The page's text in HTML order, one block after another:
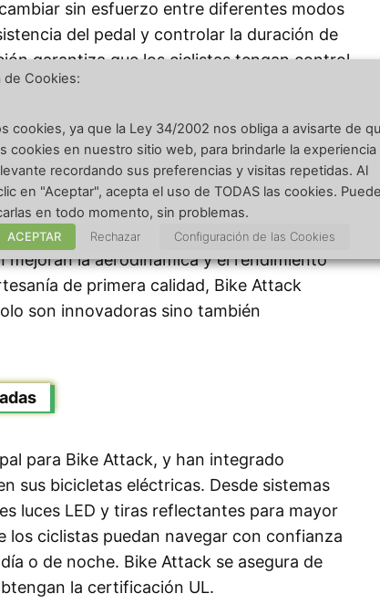
sin esfuerzo entre diferentes modos
del pedal y controlar la duración de
garantiza que los ciclistas tengan control
el diseño y la calidad de construcción de
diseños elegantes y modernos no solo
mejoran la aerodinámica y el rendimiento
de primera calidad, Bike Attack
son innovadoras sino también
para Bike Attack, y han integrado
sus bicicletas eléctricas. Desde sistemas
luces LED y tiras reflectantes para mayor
los ciclistas puedan navegar con confianza
o de noche. Bike Attack se asegura de
la certificación UL.
de Cookies:
cookies, ya que la Ley 34/2002 nos obliga a avisarte de
cookies en nuestro sitio web, para brindarle la experiencia
recordando sus preferencias y visitas repetidas. Al
en "Aceptar", acepta el uso de TODAS las cookies.
en todo momento, sin problemas.
ACEPTAR Rechazar Configuración de las Cookies